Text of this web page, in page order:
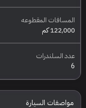
المسافات المقطوعه
122,000 كم
عدد السلندرات
6
مواصفات السيارة